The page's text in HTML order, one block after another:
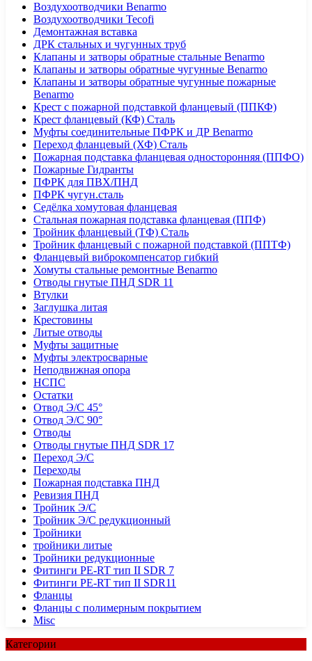
Воздухоотводчики Benarmo
Воздухоотводчики Tecofi
Демонтажная вставка
ДРК стальных и чугунных труб
Клапаны и затворы обратные стальные Benarmo
Клапаны и затворы обратные чугунные Benarmo
Клапаны и затворы обратные чугунные пожарные
Benarmo
Крест с пожарной подставкой фланцевый (ППКФ)
Крест фланцевый (КФ) Сталь
Муфты соединительные ПФРК и ДР Benarmo
Переход фланцевый (ХФ) Сталь
Пожарная подставка фланцевая односторонняя (ППФО)
Пожарные Гидранты
ПФРК для ПВХ/ПНД
ПФРК чугун.сталь
Седёлка хомутовая фланцевая
Стальная пожарная подставка фланцевая (ППФ)
Тройник фланцевый (ТФ) Сталь
Тройник фланцевый с пожарной подставкой (ППТФ)
Фланцевый виброкомпенсатор гибкий
Хомуты стальные ремонтные Benarmo
Отводы гнутые ПНД SDR 11
Втулки
Заглушка литая
Крестовины
Литые отводы
Муфты защитные
Муфты электросварные
Неподвижная опора
НСПС
Остатки
Отвод Э/С 45°
Отвод Э/С 90°
Отводы
Отводы гнутые ПНД SDR 17
Переход Э/С
Переходы
Пожарная подставка ПНД
Ревизия ПНД
Тройник Э/С
Тройник Э/С редукционный
Тройники
тройники литые
Тройники редукционные
Фитинги PE-RT тип II SDR 7
Фитинги PE-RT тип II SDR11
Фланцы
Фланцы с полимерным покрытием
Misc
Категории